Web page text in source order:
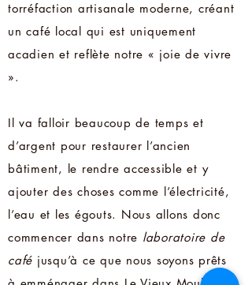
torréfaction artisanale moderne, créant
un café local qui est uniquement
acadien et reflète notre « joie de vivre
».
Il va falloir beaucoup de temps et
d’argent pour restaurer l’ancien
bâtiment, le rendre accessible et y
ajouter des choses comme l’électricité,
l’eau et les égouts. Nous allons donc
commencer dans notre laboratoire de
café jusqu’à ce que nous soyons prêts